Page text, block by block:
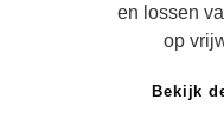
en lossen
op
Bekijk